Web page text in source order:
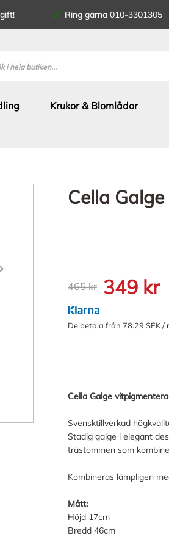
Ring gärna 010-3301305
Krukor & Blomlådor
Cella
465 kr 349 kr
Delbetala från 78.29 SEK /
Cella Galge
Svensktillverkad
Stadig galge i elegant
trästommen som
Kombineras lämpligen
Mått:
Höjd 17cm
Bredd 46cm